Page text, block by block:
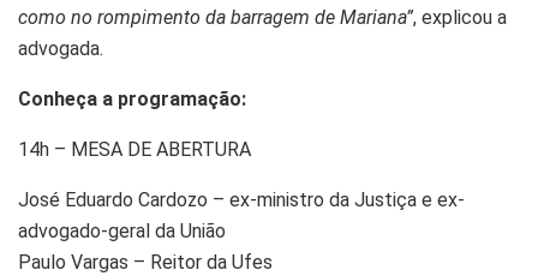
como no rompimento da barragem de Mariana”, explicou a
advogada.
Conheça a programação:
14h – MESA DE ABERTURA
José Eduardo Cardozo – ex-ministro da Justiça e ex-
advogado-geral da União
Paulo Vargas – Reitor da Ufes